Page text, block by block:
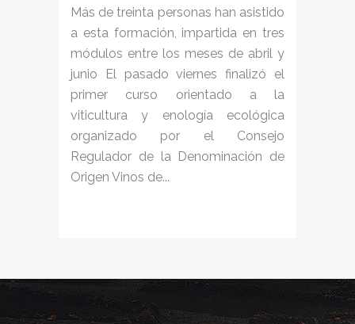
Más de treinta personas han asistido
a esta formación, impartida en tres
módulos entre los meses de abril y
junio El pasado viernes finalizó el
primer curso orientado a la
viticultura y enología ecológica
organizado por el Consejo
Regulador de la Denominación de
Origen Vinos de...